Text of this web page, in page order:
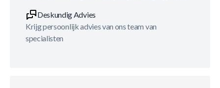
Deskundig Advies
Krijg persoonlijk advies van ons team van
specialisten